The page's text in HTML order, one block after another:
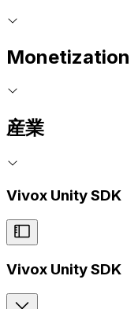
Monetization
産業
Vivox Unity SDK
Vivox Unity SDK